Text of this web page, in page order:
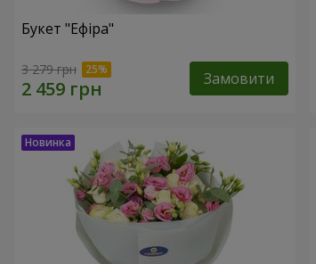
Букет "Ефіра"
3 279 грн Замовити